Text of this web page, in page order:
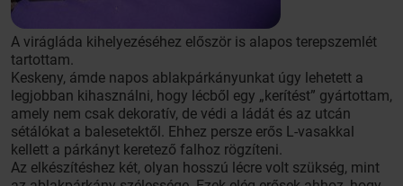
A virágláda kihelyezéséhez először is alapos terepszemlét
tartottam.
Keskeny, ámde napos ablakpárkányunkat úgy lehetett a
legjobban kihasználni, hogy lécből egy „kerítést” gyártottam,
amely nem csak dekoratív, de védi a ládát és az utcán
sétálókat a balesetektől. Ehhez persze erős L-vasakkal
kellett a párkányt keretező falhoz rögzíteni.
Az elkészítéshez két, olyan hosszú lécre volt szükség, mint